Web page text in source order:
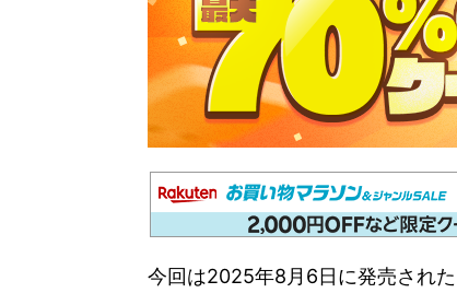
今回は2025年8月6日に発売され